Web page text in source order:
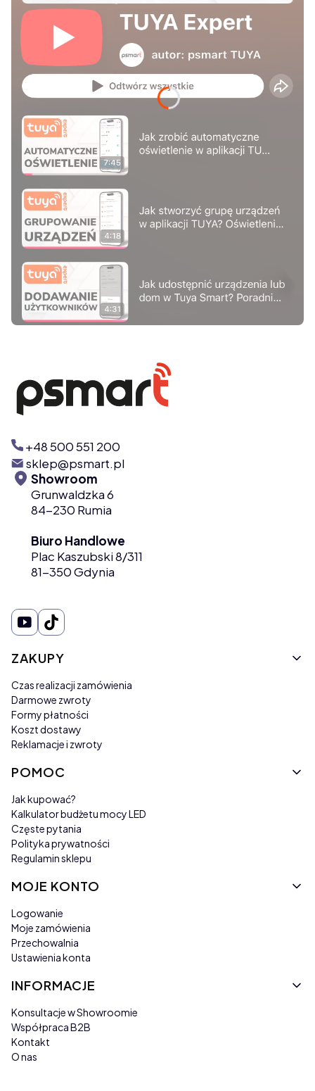
+48 500 551 200
sklep@psmart.pl
Showroom
Grunwaldzka 6
84-230 Rumia
Biuro Handlowe
Plac Kaszubski 8/311
81-350 Gdynia
Linki w stopce
ZAKUPY
Czas realizacji zamówienia
Darmowe zwroty
Formy płatności
Koszt dostawy
Reklamacje i zwroty
POMOC
Jak kupować?
Kalkulator budżetu mocy LED
Częste pytania
Polityka prywatności
Regulamin sklepu
MOJE KONTO
Logowanie
Moje zamówienia
Przechowalnia
Ustawienia konta
INFORMACJE
Konsultacje w Showroomie
Współpraca B2B
Kontakt
O nas